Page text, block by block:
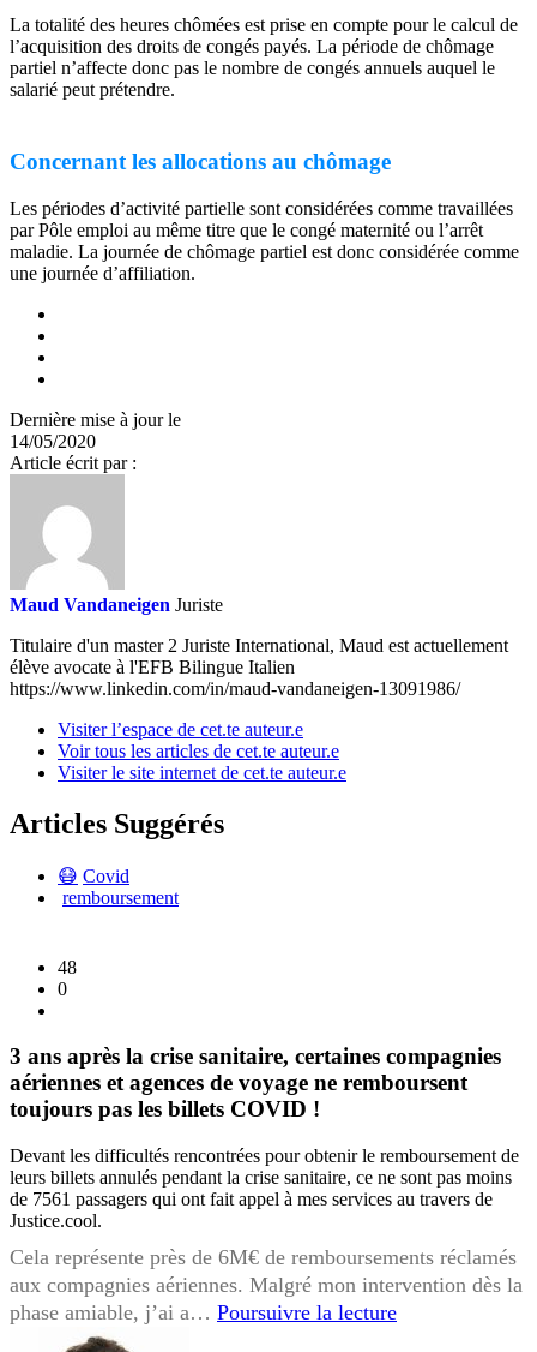
La totalité des heures chômées est prise en compte pour le calcul de
l’acquisition des droits de congés payés. La période de chômage
partiel n’affecte donc pas le nombre de congés annuels auquel le
salarié peut prétendre.
Concernant les allocations au chômage
Les périodes d’activité partielle sont considérées comme travaillées
par Pôle emploi au même titre que le congé maternité ou l’arrêt
maladie. La journée de chômage partiel est donc considérée comme
une journée d’affiliation.
Dernière mise à jour le
14/05/2020
Article écrit par :
Maud Vandaneigen Juriste
Titulaire d'un master 2 Juriste International, Maud est actuellement
élève avocate à l'EFB Bilingue Italien
https://www.linkedin.com/in/maud-vandaneigen-13091986/
Visiter l’espace de cet.te auteur.e
Voir tous les articles de cet.te auteur.e
Visiter le site internet de cet.te auteur.e
Articles Suggérés
😷 Covid
remboursement
48
0
3 ans après la crise sanitaire, certaines compagnies
aériennes et agences de voyage ne remboursent
toujours pas les billets COVID !
Devant les difficultés rencontrées pour obtenir le remboursement de
leurs billets annulés pendant la crise sanitaire, ce ne sont pas moins
de 7561 passagers qui ont fait appel à mes services au travers de
Justice.cool.
Cela représente près de 6M€ de remboursements réclamés
aux compagnies aériennes. Malgré mon intervention dès la
phase amiable, j’ai a… Poursuivre la lecture3